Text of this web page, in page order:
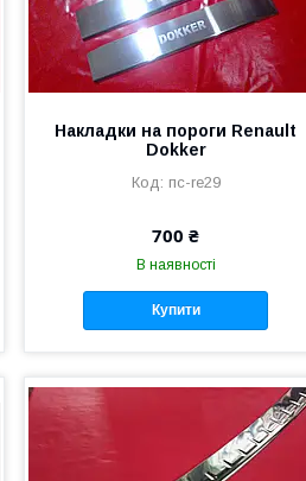
Накладки на пороги Renault
Dokker
пс-re29
700 ₴
В наявності
Купити